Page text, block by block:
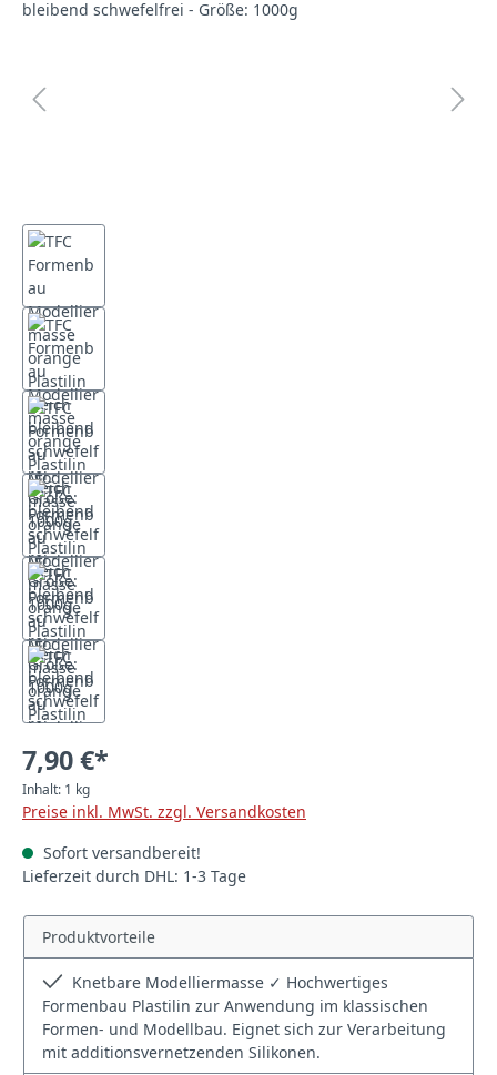
7,90 €*
Inhalt: 1 kg
Preise inkl. MwSt. zzgl. Versandkosten
Sofort versandbereit!
Lieferzeit durch DHL: 1-3 Tage
Produktvorteile
Knetbare Modelliermasse ✓ Hochwertiges
Formenbau Plastilin zur Anwendung im klassischen
Formen- und Modellbau. Eignet sich zur Verarbeitung
mit additionsvernetzenden Silikonen.